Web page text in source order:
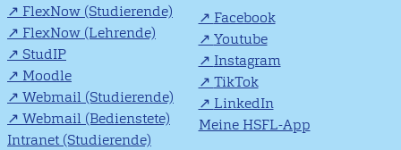
FlexNow (Studierende)
FlexNow (Lehrende)
StudIP
Moodle
Webmail (Studierende)
Webmail (Bedienstete)
Intranet (Studierende)
Facebook
Youtube
Instagram
TikTok
LinkedIn
Meine HSFL-App